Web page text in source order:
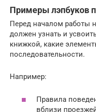
Примеры лэпбуков
Перед началом работы
должен узнать и
книжкой, какие
последовательности.
Например:
Правила
вблизи